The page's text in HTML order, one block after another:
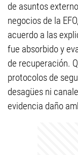
de asuntos
negocios de la
acuerdo a las
fue absorbido y
de recuperación.
protocolos de
desagües ni
evidencia daño